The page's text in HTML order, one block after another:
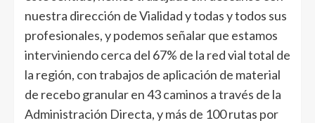
nuestra dirección de Vialidad y todas y todos sus
profesionales, y podemos señalar que estamos
interviniendo cerca del 67% de la red vial total de
la región, con trabajos de aplicación de material
de recebo granular en 43 caminos a través de la
Administración Directa, y más de 100 rutas por